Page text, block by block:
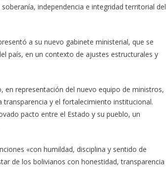
independencia e integridad territorial del
a su nuevo gabinete ministerial, que se
país, en un contexto de ajustes estructurales y
en representación del nuevo equipo de ministros,
y el fortalecimiento institucional.
pacto entre el Estado y su pueblo, un
«con humildad, disciplina y sentido de
de los bolivianos con honestidad, transparencia